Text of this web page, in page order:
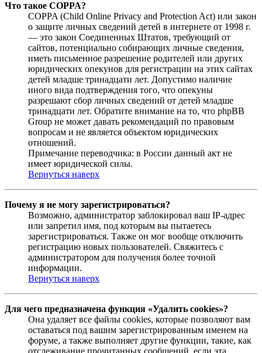
Что такое COPPA?
COPPA (Child Online Privacy and Protection Act) или закон
о защите личных сведений детей в интернете от 1998 г.
— это закон Соединенных Штатов, требующий от
сайтов, потенциально собирающих личные сведения,
иметь письменное разрешение родителей или других
юридических опекунов для регистрации на этих сайтах
детей младше тринадцати лет. Допустимо наличие
иного вида подтверждения того, что опекуны
разрешают сбор личных сведений от детей младше
тринадцати лет. Обратите внимание на то, что phpBB
Group не может давать рекомендаций по правовым
вопросам и не является объектом юридических
отношений.
Примечание переводчика: в России данный акт не
имеет юридической силы.
Вернуться наверх
Почему я не могу зарегистрироваться?
Возможно, администратор заблокировал ваш IP-адрес
или запретил имя, под которым вы пытаетесь
зарегистрироваться. Также он мог вообще отключить
регистрацию новых пользователей. Свяжитесь с
администратором для получения более точной
информации.
Вернуться наверх
Для чего предназначена функция «Удалить cookies»?
Она удаляет все файлы cookies, которые позволяют вам
оставаться под вашим зарегистрированным именем на
форуме, а также выполняет другие функции, такие, как
отслеживание прочитанных сообщений, если эта